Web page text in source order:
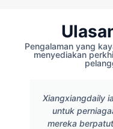
Pengalaman yang
menyediakan
Xiangxiangdaily
untuk
mereka